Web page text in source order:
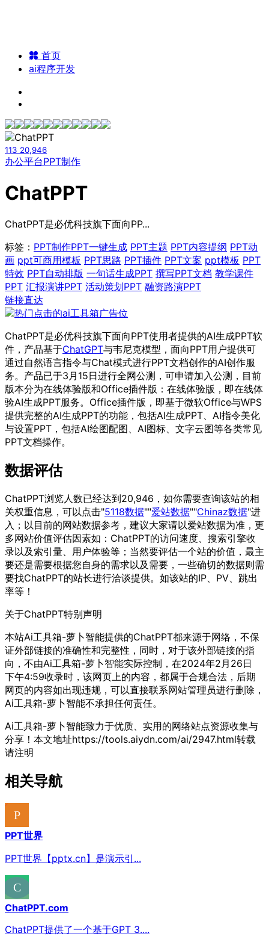
首页
ai程序开发
113 20,946
办公平台PPT制作
ChatPPT
ChatPPT是必优科技旗下面向PP...
标签： PPT制作PPT一键生成 PPT主题 PPT内容提纲 PPT动
画 ppt可商用模板 PPT思路 PPT插件 PPT文案 ppt模板 PPT
特效 PPT自动排版 一句话生成PPT 撰写PPT文档 教学课件
PPT 汇报演讲PPT 活动策划PPT 融资路演PPT
链接直达
ChatPPT是必优科技旗下面向PPT使用者提供的AI生成PPT软
件，产品基于ChatGPT与韦尼克模型，面向PPT用户提供可
通过自然语言指令与Chat模式进行PPT文档创作的AI创作服
务。产品已于3月15日进行全网公测，可申请加入公测，目前
版本分为在线体验版和Office插件版：在线体验版，即在线体
验AI生成PPT服务。Office插件版，即基于微软Office与WPS
提供完整的AI生成PPT的功能，包括AI生成PPT、AI指令美化
与设置PPT，包括AI绘图配图、AI图标、文字云图等各类常见
PPT文档操作。
数据评估
ChatPPT浏览人数已经达到20,946，如你需要查询该站的相
关权重信息，可以点击"5118数据""爱站数据""Chinaz数据"进
入；以目前的网站数据参考，建议大家请以爱站数据为准，更
多网站价值评估因素如：ChatPPT的访问速度、搜索引擎收
录以及索引量、用户体验等；当然要评估一个站的价值，最主
要还是需要根据您自身的需求以及需要，一些确切的数据则需
要找ChatPPT的站长进行洽谈提供。如该站的IP、PV、跳出
率等！
关于ChatPPT特别声明
本站Ai工具箱-萝卜智能提供的ChatPPT都来源于网络，不保
证外部链接的准确性和完整性，同时，对于该外部链接的指
向，不由Ai工具箱-萝卜智能实际控制，在2024年2月26日
下午4:59收录时，该网页上的内容，都属于合规合法，后期
网页的内容如出现违规，可以直接联系网站管理员进行删除，
Ai工具箱-萝卜智能不承担任何责任。
Ai工具箱-萝卜智能致力于优质、实用的网络站点资源收集与
分享！ 本文地址https://tools.aiydn.com/ai/2947.html转载
请注明
相关导航
PPT世界
PPT世界【pptx.cn】是演示引...
ChatPPT.com
ChatPPT提供了一个基于GPT 3....